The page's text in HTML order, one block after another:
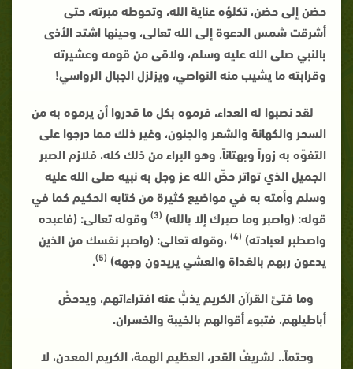
حضن إلى حضن، تكلؤه عناية الله، وتحوطه مبرته، حتى
أشرقت شمس الدعوة إلى الله تعالى، وحينها اشتد الأذى
بالنبي صلى الله عليه وسلم، ولاقى من قومه وعشيرته
وقرابته ما يشيب منه النواصي، ويزلزل الجبال الرواسي!
لقد نصبوا له العداء، فرموه بكل ما قدروا أن يرموه به من
السحر والكهانة والشعر والجنون، وغير ذلك مما درجوا على
التفوّه به زوراً وبهتاناً، وهو البراء من ذلك كله، فلازم الصبر
الجميل الذي تواتر حضّ الله عز وجل به نبيه صلى الله عليه
وسلم وأمته به في مواضيع كثيرة من كتابه الحكيم كما في
قوله: (واصبر وما صبرك إلا بالله) (3)
وقوله تعالى: (فاعبده
واصطبر لعبادته) (4)
،وقوله تعالى: (واصبر نفسك من الذين
يدعون ربهم بالغداة والعشي يريدون وجهه) (5)
.
وما فتئ القرآن الكريم يذبُّ عنه افتراءاتهم، ويدحضُ
أباطيلهم، فتبوء أقوالهم بالخيبة والخسران.
وحتماً.. لشريفُ القدر، العظيم الهمة، الكريم المعدن، لا